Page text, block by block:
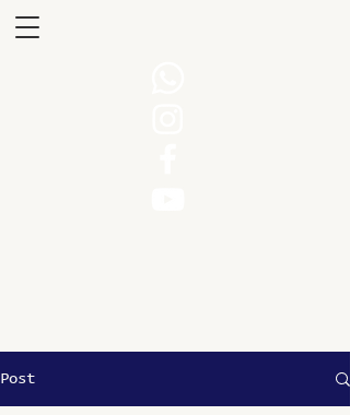
Post